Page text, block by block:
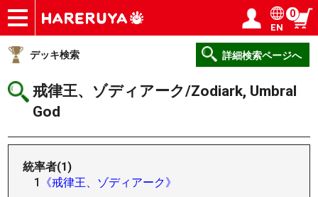
ショップ
買取
記事
デッキ検索
デッキ構築
選手一覧
店舗一覧
イベント
ヘルプ
お問い合わせ ログイン／会員登録
EN
0
デッキ検索 詳細検索ページへ
戒律王、ゾディアーク/Zodiark, Umbral
God
統率者(1)
1
《戒律王、ゾディアーク》